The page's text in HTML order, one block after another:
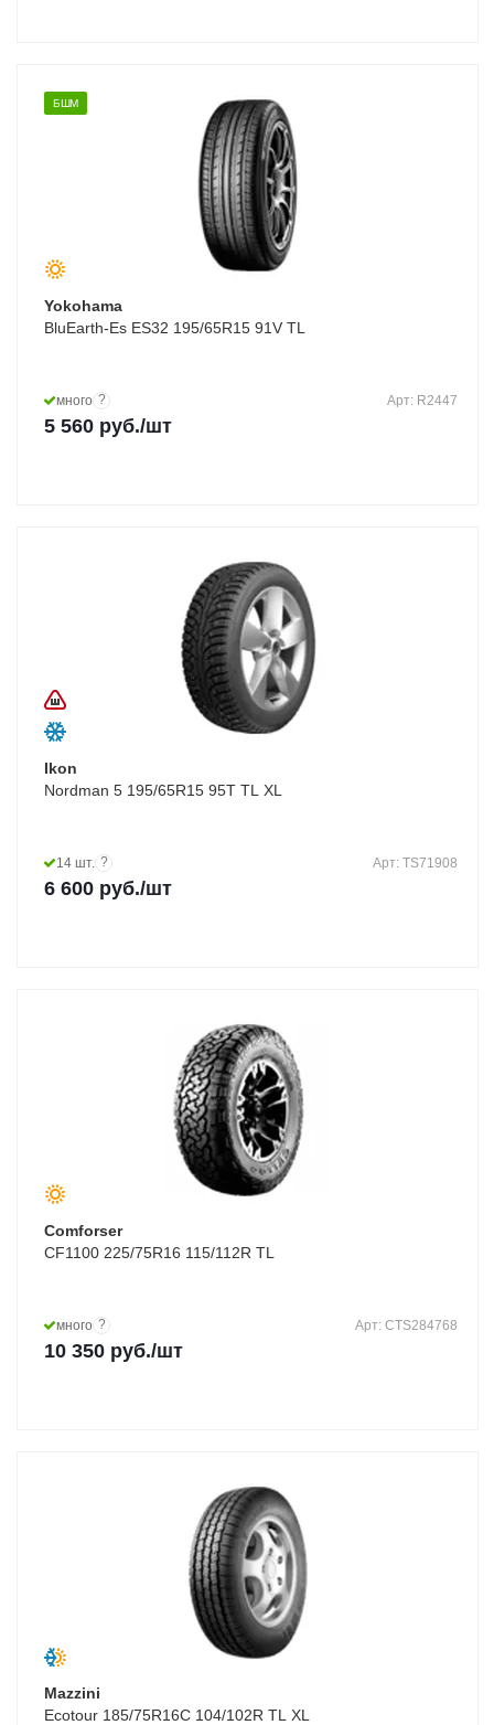
БШМ
Yokohama
BluEarth-Es ES32 195/65R15 91V TL
много ? Арт: R2447
5 560 руб./шт
Ikon
Nordman 5 195/65R15 95T TL XL
14 шт. ? Арт: TS71908
6 600 руб./шт
Comforser
CF1100 225/75R16 115/112R TL
много ? Арт: CTS284768
10 350 руб./шт
Mazzini
Ecotour 185/75R16C 104/102R TL XL